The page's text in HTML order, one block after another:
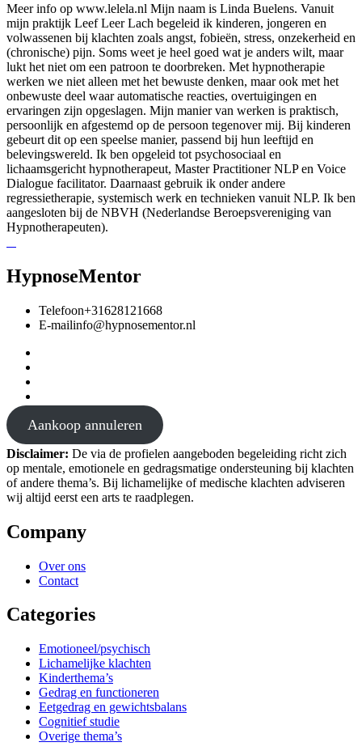
Meer info op www.lelela.nl Mijn naam is Linda Buelens. Vanuit
mijn praktijk Leef Leer Lach begeleid ik kinderen, jongeren en
volwassenen bij klachten zoals angst, fobieën, stress, onzekerheid en
(chronische) pijn. Soms weet je heel goed wat je anders wilt, maar
lukt het niet om een patroon te doorbreken. Met hypnotherapie
werken we niet alleen met het bewuste denken, maar ook met het
onbewuste deel waar automatische reacties, overtuigingen en
ervaringen zijn opgeslagen. Mijn manier van werken is praktisch,
persoonlijk en afgestemd op de persoon tegenover mij. Bij kinderen
gebeurt dit op een speelse manier, passend bij hun leeftijd en
belevingswereld. Ik ben opgeleid tot psychosociaal en
lichaamsgericht hypnotherapeut, Master Practitioner NLP en Voice
Dialogue facilitator. Daarnaast gebruik ik onder andere
regressietherapie, systemisch werk en technieken vanuit NLP. Ik ben
aangesloten bij de NBVH (Nederlandse Beroepsvereniging van
Hypnotherapeuten).
HypnoseMentor
Telefoon+31628121668
E-mailinfo@hypnosementor.nl
Aankoop annuleren
Disclaimer: De via de profielen aangeboden begeleiding richt zich
op mentale, emotionele en gedragsmatige ondersteuning bij klachten
of andere thema’s. Bij lichamelijke of medische klachten adviseren
wij altijd eerst een arts te raadplegen.
Company
Over ons
Contact
Categories
Emotioneel/psychisch
Lichamelijke klachten
Kinderthema’s
Gedrag en functioneren
Eetgedrag en gewichtsbalans
Cognitief studie
Overige thema’s